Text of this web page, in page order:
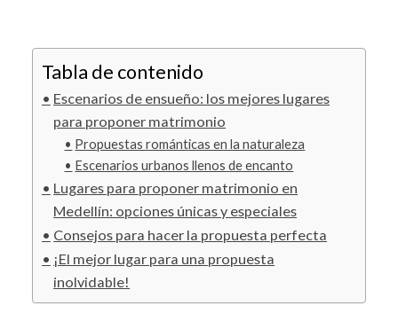
Tabla de contenido
Escenarios de ensueño: los mejores lugares
para proponer matrimonio
Propuestas románticas en la naturaleza
Escenarios urbanos llenos de encanto
Lugares para proponer matrimonio en
Medellín: opciones únicas y especiales
Consejos para hacer la propuesta perfecta
¡El mejor lugar para una propuesta
inolvidable!